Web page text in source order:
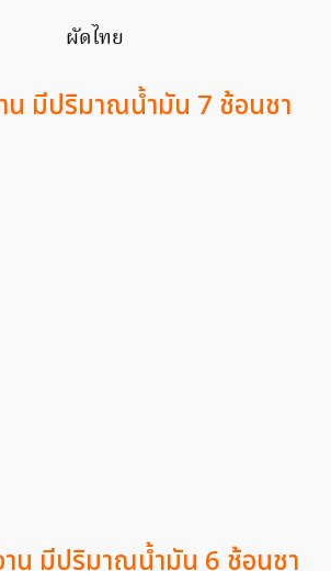
น มีปริมาณน้ำมัน 7 ช้อนชา
น มีปริมาณน้ำมัน 6 ช้อนชา